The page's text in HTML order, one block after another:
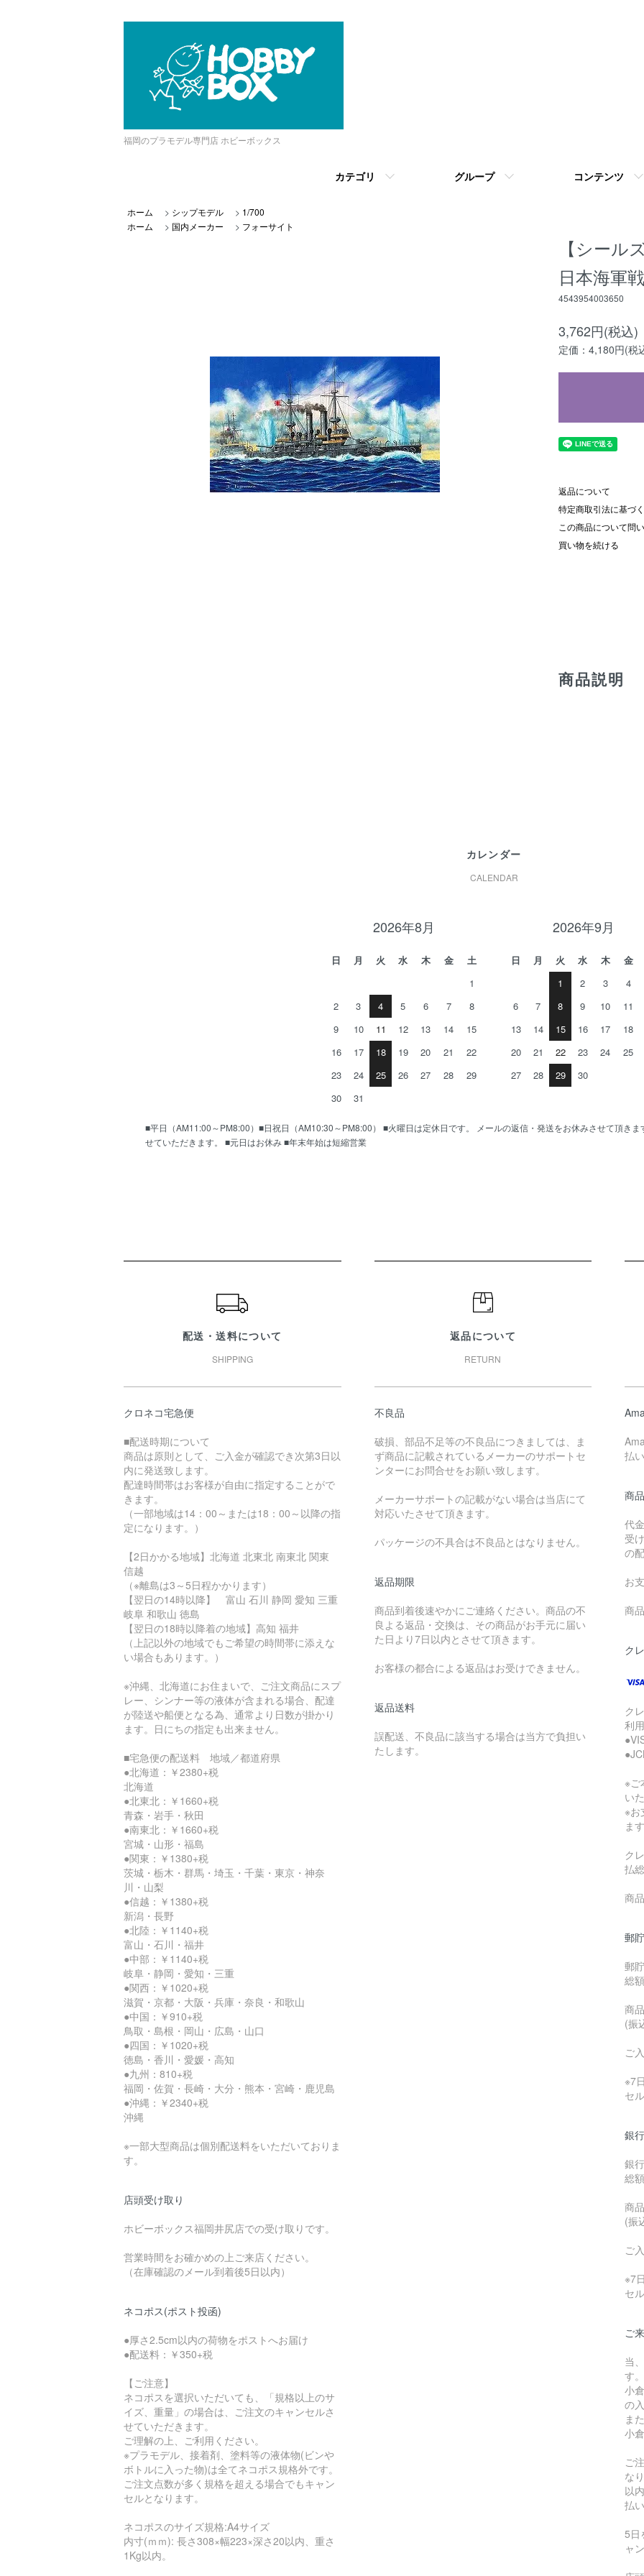
福岡のプラモデル専門店 ホビーボックス
カテゴリ グループ コンテンツ
ホーム > シップモデル > 1/700
ホーム
> 国内メーカー > フォーサイト
【シール
日本海軍
4543954003650
3,762円(税込)
定価：4,180円(税
返品について
特定商取引法に基づ
この商品について問
買い物を続ける
商品説明
カレンダー
CALENDAR
2026年8月
日 月 火 水 木 金
土
1
2
3 4 5 6 7
8
9
10 11 12 13 14
15
16
17 18 19 20 21
22
23
24 25 26 27 28
29
30
31
2026年9月
日 月 火 水 木
金
1
2 3
4
6
7 8 9 10
11
13
14 15 16 17
18
20
21 22 23 24
25
27
28 29 30
■平日（AM11:00～PM8:00）■日祝日（AM10:30～PM8:00） ■火曜日は定休日です。 メールの返信・発送をお休みさせて頂き
せていただきます。 ■元日はお休み ■年末年始は短縮営業
配送・送料について
SHIPPING
クロネコ宅急便
■配送時期について
商品は原則として、ご入金が確認でき次第3日以
内に発送致します。
配達時間帯はお客様が自由に指定することがで
きます。
（一部地域は14：00～または18：00～以降の指
定になります。）
【2日かかる地域】北海道 北東北 南東北 関東
信越
（※離島は3～5日程かかります）
【翌日の14時以降】 富山 石川 静岡 愛知 三重
岐阜 和歌山 徳島
【翌日の18時以降着の地域】高知 福井
（上記以外の地域でもご希望の時間帯に添えな
い場合もあります。）
※沖縄、北海道にお住まいで、ご注文商品にスプ
レー、シンナー等の液体が含まれる場合、配達
が陸送や船便となる為、通常より日数が掛かり
ます。日にちの指定も出来ません。
■宅急便の配送料 地域／都道府県
●北海道：￥2380+税
北海道
●北東北：￥1660+税
青森・岩手・秋田
●南東北：￥1660+税
宮城・山形・福島
●関東：￥1380+税
茨城・栃木・群馬・埼玉・千葉・東京・神奈
川・山梨
●信越：￥1380+税
新潟・長野
●北陸：￥1140+税
富山・石川・福井
●中部：￥1140+税
岐阜・静岡・愛知・三重
●関西：￥1020+税
滋賀・京都・大阪・兵庫・奈良・和歌山
●中国：￥910+税
鳥取・島根・岡山・広島・山口
●四国：￥1020+税
徳島・香川・愛媛・高知
●九州：810+税
福岡・佐賀・長崎・大分・熊本・宮崎・鹿児島
●沖縄：￥2340+税
沖縄
※一部大型商品は個別配送料をいただいておりま
す。
店頭受け取り
ホビーボックス福岡井尻店での受け取りです。
営業時間をお確かめの上ご来店ください。
（在庫確認のメール到着後5日以内）
ネコポス(ポスト投函)
●厚さ2.5cm以内の荷物をポストへお届け
●配送料：￥350+税
【ご注意】
ネコポスを選択いただいても、「規格以上のサ
イズ、重量」の場合は、ご注文のキャンセルさ
せていただきます。
ご理解の上、ご利用ください。
※プラモデル、接着剤、塗料等の液体物(ビンや
ボトルに入った物)は全てネコポス規格外です。
ご注文点数が多く規格を超える場合でもキャン
セルとなります。
ネコポスのサイズ規格:A4サイズ
内寸(ｍｍ): 長さ308×幅223×深さ20以内、重さ
1Kg以内。
返品について
RETURN
不良品
破損、部品不足等の不良品につきましては、ま
ず商品に記載されているメーカーのサポートセ
ンターにお問合せをお願い致します。
メーカーサポートの記載がない場合は当店にて
対応いたさせて頂きます。
パッケージの不具合は不良品とはなりません。
返品期限
商品到着後速やかにご連絡ください。商品の不
良よる返品・交換は、その商品がお手元に届い
た日より7日以内とさせて頂きます。
お客様の都合による返品はお受けできません。
返品送料
誤配送、不良品に該当する場合は当方で負担い
たします。
払
商
代
受
の
お
商
ク
ク
利
※ご
い
※お
ま
ク
払
商
郵
郵
総
商
(振
ご
※7
セ
銀
銀
総
商
(振
ご
※7
セ
ご
当
す
小
の
ま
小
ご
な
以
払
5日
ャ